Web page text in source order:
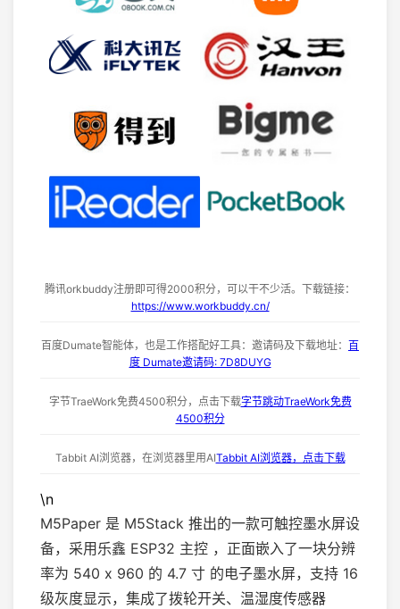
腾讯orkbuddy注册即可得2000积分，可以干不少活。下载链接：
https://www.workbuddy.cn/
百度Dumate智能体，也是工作搭配好工具：邀请码及下载地址： 百
度 Dumate邀请码: 7D8DUYG
字节TraeWork免费4500积分，点击下载字节跳动TraeWork免费
4500积分
Tabbit AI浏览器，在浏览器里用AITabbit AI浏览器，点击下载
\n
M5Paper 是 M5Stack 推出的一款可触控墨水屏设
备，采用乐鑫 ESP32 主控 ，正面嵌入了一块分辨
率为 540 x 960 的 4.7 寸 的电子墨水屏，支持 16
级灰度显示，集成了拨轮开关、温湿度传感器